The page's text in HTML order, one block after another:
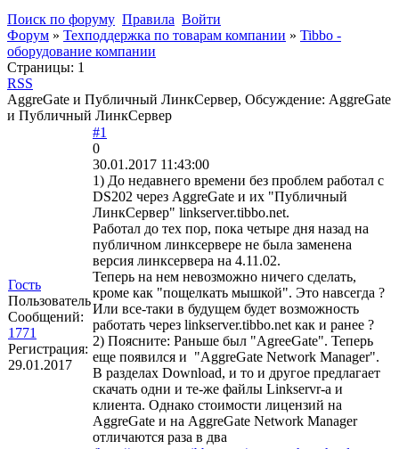
Поиск по форуму Правила Войти
Форум » Техподдержка по товарам компании » Tibbo -
оборудование компании
Страницы: 1
RSS
AggreGate и Публичный ЛинкСервер, Обсуждение: AggreGate
и Публичный ЛинкСервер
Гость
Пользователь
Сообщений:
1771
Регистрация:
29.01.2017
#1
0
30.01.2017 11:43:00
1) До недавнего времени без проблем работал с
DS202 через AggreGate и их "Публичный
ЛинкСервер" linkserver.tibbo.net.
Работал до тех пор, пока четыре дня назад на
публичном линксервере не была заменена
версия линксервера на 4.11.02.
Теперь на нем невозможно ничего сделать,
кроме как "пощелкать мышкой". Это навсегда ?
Или все-таки в будущем будет возможность
работать через linkserver.tibbo.net как и ранее ?
2) Поясните: Раньше был "AgreeGate". Теперь
еще появился и "AggreGate Network Manager".
В разделах Download, и то и другое предлагает
скачать одни и те-же файлы Linkservr-a и
клиента. Однако стоимости лицензий на
AggreGate и на AggreGate Network Manager
отличаются раза в два